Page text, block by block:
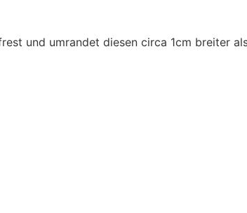
und umrandet diesen circa 1cm breiter